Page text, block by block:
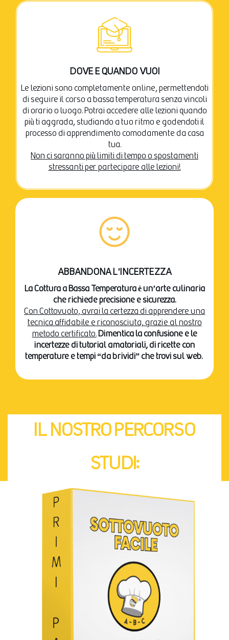
DOVE E QUANDO VUOI
Le lezioni sono completamente online, permettendoti
di seguire il corso a bassa temperatura senza vincoli
di orario o luogo. Potrai accedere alle lezioni quando
più ti aggrada, studiando a tuo ritmo e godendoti il
processo di apprendimento comodamente da casa
tua.
Non ci saranno più limiti di tempo o spostamenti
stressanti per partecipare alle lezioni!
ABBANDONA L'INCERTEZZA
La Cottura a Bassa Temperatura è un’arte culinaria
che richiede precisione e sicurezza.
Con Cottovuoto, avrai la certezza di apprendere una
tecnica affidabile e riconosciuta, grazie al nostro
metodo certificato. Dimentica la confusione e le
incertezze di tutorial amatoriali, di ricette con
temperature e tempi “da brividi” che trovi sul web.
IL NOSTRO PERCORSO
STUDI: